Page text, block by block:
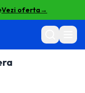
Vezi oferta→